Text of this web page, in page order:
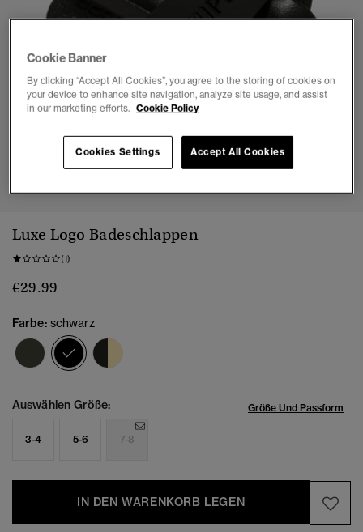
1 2 3 4
Luxe Logo Badeschlappen
(1)
€29.99
Farbe: schwarz
Ausgewählt
Auswählen Größe: Größe Und Passform
3-4 5-6 7-8
IN DEN WARENKORB LEGEN
Cookie Banner
By clicking “Accept All Cookies”, you agree to the storing of cookies on
your device to enhance site navigation, analyze site usage, and assist
in our marketing efforts. Cookie Policy
Accept All Cookies
Cookies Settings